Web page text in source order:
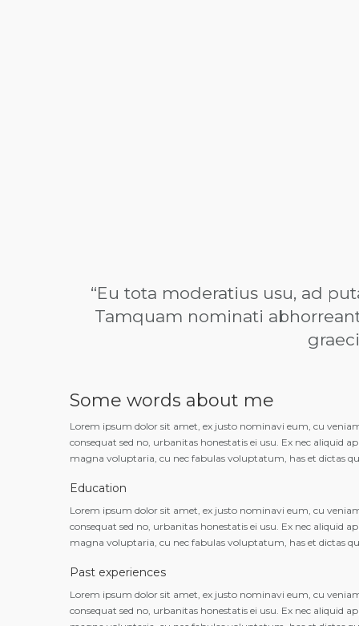
“Eu tota moderatius usu, ad
Tamquam nominati
Some words about me
Lorem ipsum dolor sit amet, ex justo nominavi eum, cu
consequat sed no, urbanitas honestatis ei usu. Ex nec aliquid
magna voluptaria, cu nec fabulas voluptatum, has et dictas
Education
Lorem ipsum dolor sit amet, ex justo nominavi eum, cu
consequat sed no, urbanitas honestatis ei usu. Ex nec aliquid
magna voluptaria, cu nec fabulas voluptatum, has et dictas
Past experiences
Lorem ipsum dolor sit amet, ex justo nominavi eum, cu
consequat sed no, urbanitas honestatis ei usu. Ex nec aliquid